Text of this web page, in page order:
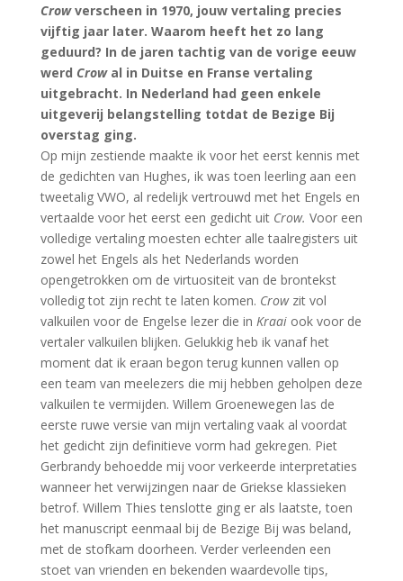
Crowverscheen in 1970, jouw vertaling precies
vijftig jaar later. Waarom heeft het zo lang
geduurd? In de jaren tachtig van de vorige eeuw
werd Crowal in Duitse en Franse vertaling
uitgebracht. In Nederland had geen enkele
uitgeverij belangstelling totdat de Bezige Bij
overstag ging.
Op mijn zestiende maakte ik voor het eerst kennis met
de gedichten van Hughes, ik was toen leerling aan een
tweetalig VWO, al redelijk vertrouwd met het Engels en
vertaalde voor het eerst een gedicht uit Crow. Voor een
volledige vertaling moesten echter alle taalregisters uit
zowel het Engels als het Nederlands worden
opengetrokken om de virtuositeit van de brontekst
volledig tot zijn recht te laten komen. Crowzit vol
valkuilen voor de Engelse lezer die in Kraaiook voor de
vertaler valkuilen blijken. Gelukkig heb ik vanaf het
moment dat ik eraan begon terug kunnen vallen op
een team van meelezers die mij hebben geholpen deze
valkuilen te vermijden. Willem Groenewegen las de
eerste ruwe versie van mijn vertaling vaak al voordat
het gedicht zijn definitieve vorm had gekregen. Piet
Gerbrandy behoedde mij voor verkeerde interpretaties
wanneer het verwijzingen naar de Griekse klassieken
betrof. Willem Thies tenslotte ging er als laatste, toen
het manuscript eenmaal bij de Bezige Bij was beland,
met de stofkam doorheen. Verder verleenden een
stoet van vrienden en bekenden waardevolle tips,